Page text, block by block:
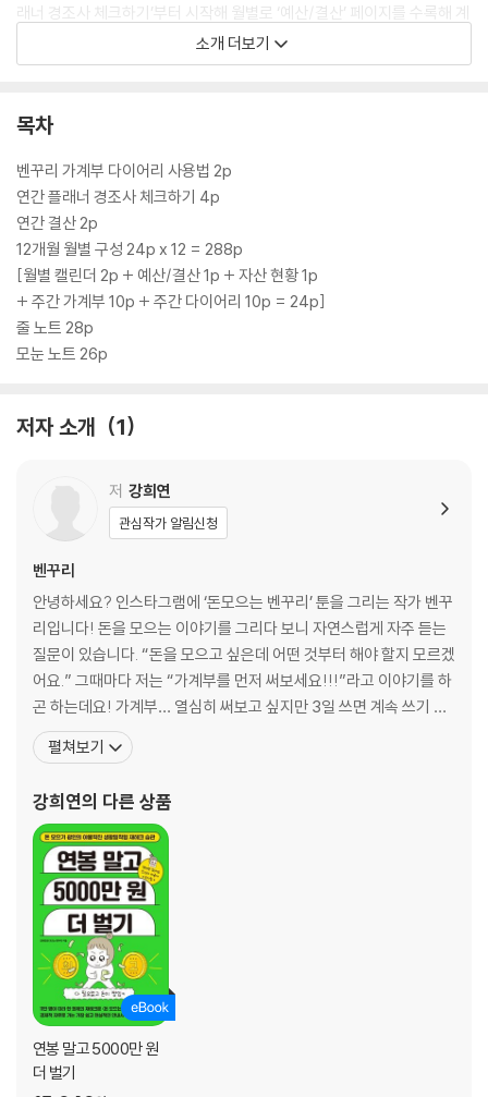
래너 경조사 체크하기’부터 시작해 월별로 ‘예산/결산’ 페이지를 수록해 계
획적인 소비와 리뷰, 현금 흐름과 자산 현황을 파악할 수 있도록 했으며, 일
가계부와 주간 결산, 주간 다이어리를 함께 구성했다. 또한 1년간의 수입,
를 할 수 있는 줄 노트와 모눈 노트를 모두 담았다.
소개 더보기
목차
벤꾸리 가계부 다이어리 사용법 2p
연간 플래너 경조사 체크하기 4p
연간 결산 2p
12개월 월별 구성 24p x 12 = 288p
[월별 캘린더 2p + 예산/결산 1p + 자산 현황 1p
+ 주간 가계부 10p + 주간 다이어리 10p = 24p]
줄 노트 28p
모눈 노트 26p
저자 소개 1
저 강희연
관심작가 알림신청
벤꾸리
안녕하세요? 인스타그램에 ‘돈모으는 벤꾸리’ 툰을 그리는 작가 벤꾸
리입니다! 돈을 모으는 이야기를 그리다 보니 자연스럽게 자주 듣는
질문이 있습니다. “돈을 모으고 싶은데 어떤 것부터 해야 할지 모르겠
어요.” 그때마다 저는 “가계부를 먼저 써보세요!!!”라고 이야기를 하
곤 하는데요! 가계부… 열심히 써보고 싶지만 3일 쓰면 계속 쓰기 은
근 힘든 거… 저만 그런 거 아니겠죠? 어떻게 하면 가계부를 밀리지
않을 수 있을까 고민을 거듭한 끝에 일기 쓸 때, 스케줄 정리할 때 가
됐습니다. 그래서 출시하
펼쳐보기
강희연의 다른 상품
연봉 말고 5000만 원
더 벌기